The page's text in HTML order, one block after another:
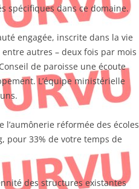
spécifiques dans ce domaine.
engagée, inscrite dans la vie
autres – deux fois par mois
de paroisse une écoute
L’équipe ministérielle
réformée des écoles
pour 33% de votre temps de
des structures existantes